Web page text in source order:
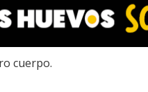
cuerpo.